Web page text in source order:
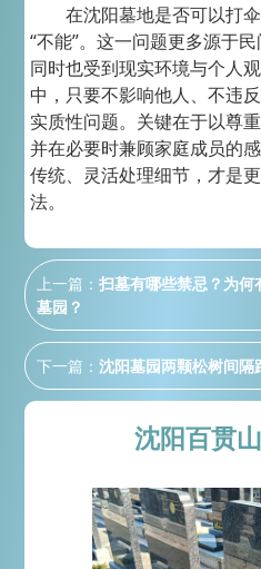
在沈阳墓地是否可以打
“不能”。这一问题更多源于
同时也受到现实环境与个人
中，只要不影响他人、不违
实质性问题。关键在于以尊
并在必要时兼顾家庭成员的
传统、灵活处理细节，才是
法。
上一篇： 扫墓有哪些禁忌？为何
墓园？
下一篇： 沈阳墓园两颗松树间隔
沈阳百贯